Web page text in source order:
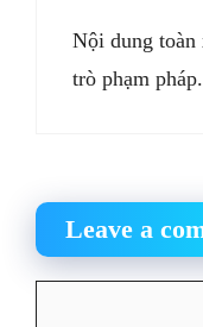
Nội dung toàn
trò phạm pháp.
Leave a